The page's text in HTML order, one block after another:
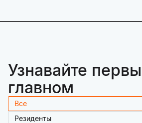
Узнавайте
главном
Все
Резиденты